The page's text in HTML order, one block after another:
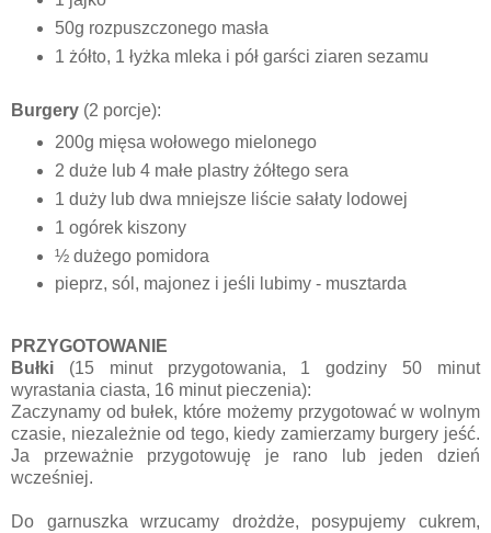
50g rozpuszczonego masła
1 żółto, 1 łyżka mleka i pół garści ziaren sezamu
Burgery (2 porcje):
200g mięsa wołowego mielonego
2 duże lub 4 małe plastry żółtego sera
1 duży lub dwa mniejsze liście sałaty lodowej
1 ogórek kiszony
½ dużego pomidora
pieprz, sól, majonez i jeśli lubimy - musztarda
PRZYGOTOWANIE
Bułki (15 minut przygotowania, 1 godziny 50 minut
wyrastania ciasta, 16 minut pieczenia):
Zaczynamy od bułek, które możemy przygotować w wolnym
czasie, niezależnie od tego, kiedy zamierzamy burgery jeść.
Ja przeważnie przygotowuję je rano lub jeden dzień
wcześniej.
Do garnuszka wrzucamy drożdże, posypujemy cukrem,